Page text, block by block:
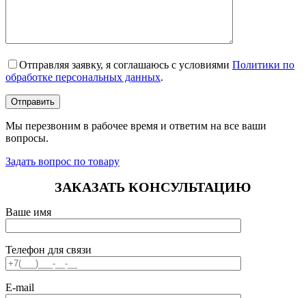
Отправляя заявку, я соглашаюсь с условиями Политики по
обработке персональных данных.
Мы перезвоним в рабочее время и ответим на все ваши
вопросы.
Задать вопрос по товару
ЗАКАЗАТЬ КОНСУЛЬТАЦИЮ
Ваше имя
Телефон для связи
E-mail